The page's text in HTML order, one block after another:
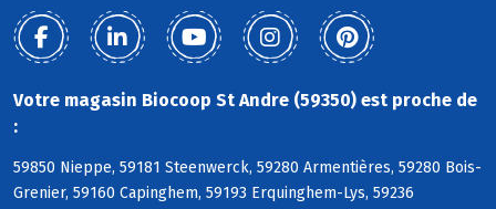
Votre magasin Biocoop St Andre (59350) est proche de
:
59850 Nieppe, 59181 Steenwerck, 59280 Armentières, 59280 Bois-
Grenier, 59160 Capinghem, 59193 Erquinghem-Lys, 59236